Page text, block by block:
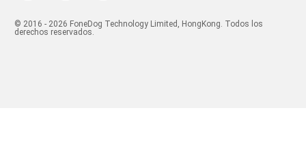
© 2016 - 2026 FoneDog Technology Limited, HongKong. Todos los
derechos reservados.